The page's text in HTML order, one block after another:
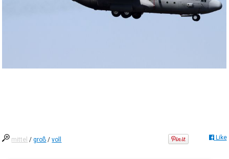
mittel /groß /voll Like